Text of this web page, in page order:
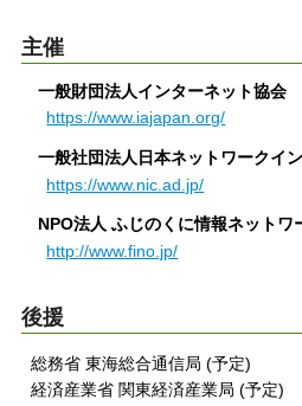
主催
一般財団法人インターネット協会
https://www.iajapan.org/
一般社団法人日本ネットワークイ
https://www.nic.ad.jp/
NPO法人 ふじのくに情報ネットワ
http://www.fino.jp/
後援
総務省 東海総合通信局 (予定)
経済産業省 関東経済産業局 (予定)